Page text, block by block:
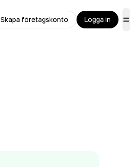
Skapa företagskonto Logga in